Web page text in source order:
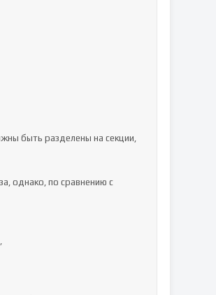
быть разделены на секции,
однако, по сравнению с